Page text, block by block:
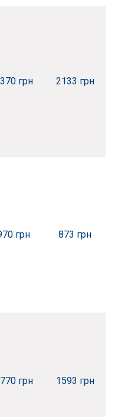
грн 2133 грн
грн 873 грн
грн 1593 грн